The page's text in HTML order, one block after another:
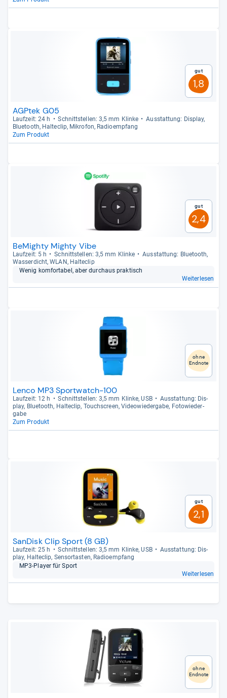
Gut
1,8
AGPtek G05
Lauf­zeit: 24 h Schnitt­stel­len: 3,5 mm Klinke
Aus­stat­tung: Dis­play,
Blue­tooth, Hal­te­clip, Mikro­fon, Radio­emp­fang
Zum Produkt
Gut
2,4
BeMighty Mighty Vibe
Lauf­zeit: 5 h Schnitt­stel­len: 3,5 mm Klinke
Aus­stat­tung: Blue­tooth,
Was­ser­dicht, WLAN, Hal­te­clip
Wenig kom­for­ta­bel, aber durch­aus prak­tisch
Weiterlesen
ohne
Endnote
Lenco MP3 Sportwatch-100
Lauf­zeit: 12 h Schnitt­stel­len: 3,5 mm Klinke, USB
Aus­stat­tung: Dis­
play, Blue­tooth, Hal­te­clip, Touch­s­creen, Video­wie­der­gabe, Foto­wie­der­
gabe
Zum Produkt
Gut
2,1
SanDisk Clip Sport (8 GB)
Lauf­zeit: 25 h Schnitt­stel­len: 3,5 mm Klinke, USB
Aus­stat­tung: Dis­
play, Hal­te­clip, Sen­sor­tas­ten, Radio­emp­fang
MP3-​Player für Sport
Weiterlesen
ohne
Endnote